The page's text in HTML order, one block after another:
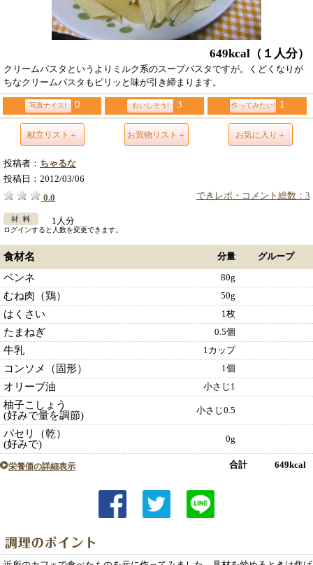
649kcal （１人分）
クリームパスタというよりミルク系のスープパスタですが。くどくなりが
ちなクリームパスタもピリッと味が引き締まります。
写真ナイス! 0 おいしそう! 3 作ってみたい! 1
献立リスト＋ お買物リスト＋ お気に入り＋
投稿者： ちゃるな
投稿日： 2012/03/06
できレポ・コメント総数：3
0.0
1人分
ログインすると人数を変更できます。
食材名 分量 グループ
ペンネ 80g
むね肉（鶏） 50g
はくさい 1枚
たまねぎ 0.5個
牛乳 1カップ
コンソメ（固形） 1個
オリーブ油 小さじ1
柚子こしょう
(好みで量を調節)
小さじ0.5
パセリ（乾）
(好みで)
0g
栄養価の詳細表示 合計 649kcal